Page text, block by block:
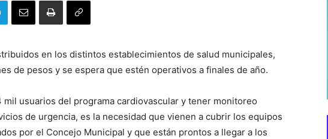
en los distintos establecimientos de salud municipales,
de pesos y se espera que estén operativos a finales de año.
mil usuarios del programa cardiovascular y tener monitoreo
de urgencia, es la necesidad que vienen a cubrir los equipos
por el Concejo Municipal y que están prontos a llegar a los